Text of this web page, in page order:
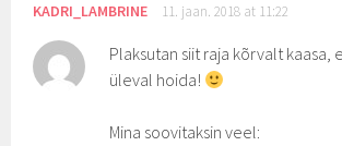
KADRI_LAMBRINE 11. jaan. 2018 at 11:22
Plaksutan siit raja kõrvalt kaasa,
üleval hoida!
Mina soovitaksin veel: